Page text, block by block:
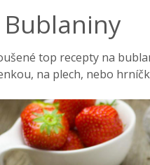
Bublaniny
top recepty na
na plech, nebo